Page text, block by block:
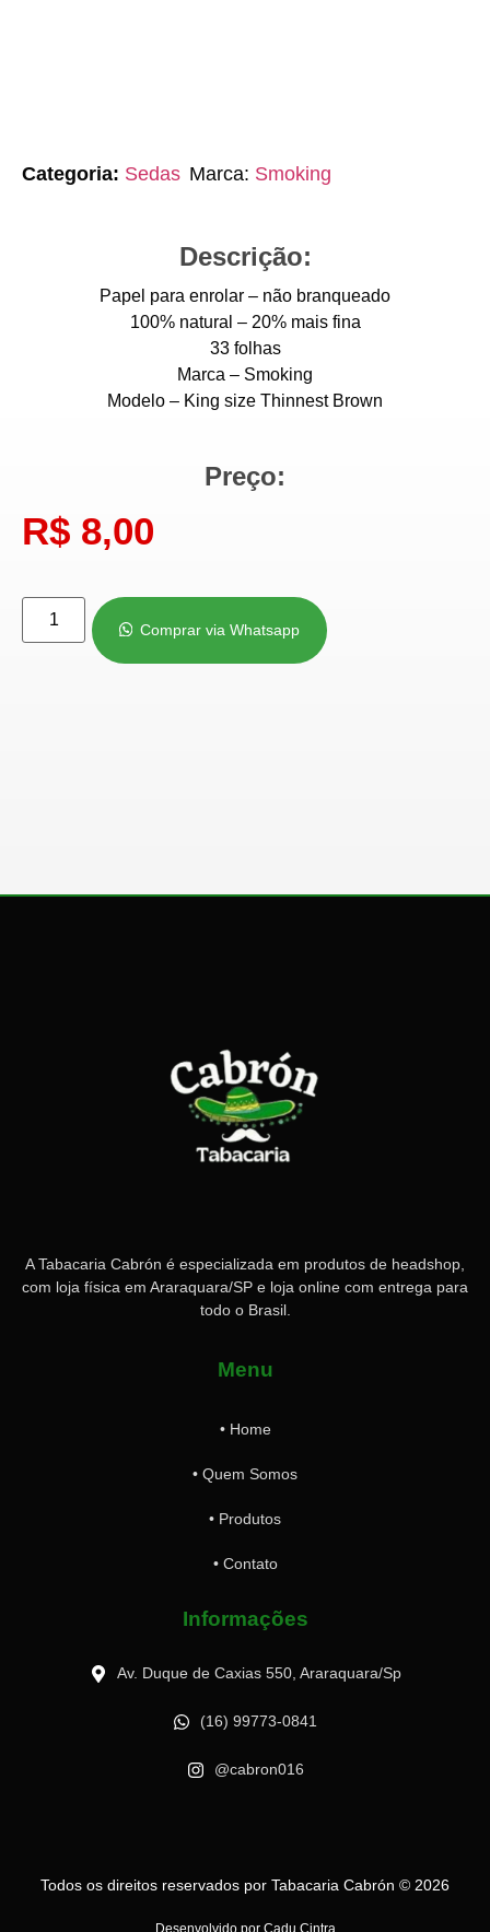
Categoria: Sedas Marca: Smoking
Descrição:
Papel para enrolar – não branqueado
100% natural – 20% mais fina
33 folhas
Marca – Smoking
Modelo – King size Thinnest Brown
Preço:
R$ 8,00
Comprar via Whatsapp
A Tabacaria Cabrón é especializada em produtos de headshop,
com loja física em Araraquara/SP e loja online com entrega para
todo o Brasil.
Menu
• Home
• Quem Somos
• Produtos
• Contato
Informações
Av. Duque de Caxias 550, Araraquara/Sp
(16) 99773-0841
@cabron016
Todos os direitos reservados por Tabacaria Cabrón © 2026